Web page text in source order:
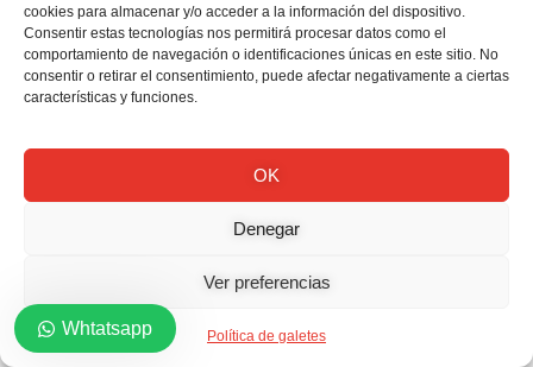
cookies para almacenar y/o acceder a la información del dispositivo.
Consentir estas tecnologías nos permitirá procesar datos como el
comportamiento de navegación o identificaciones únicas en este sitio. No
consentir o retirar el consentimiento, puede afectar negativamente a ciertas
características y funciones.
OK
Denegar
Ver preferencias
Política de galetes
Whtatsapp